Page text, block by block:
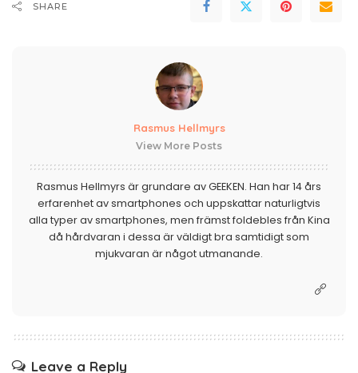
SHARE
Rasmus Hellmyrs
View More Posts
Rasmus Hellmyrs är grundare av GEEKEN. Han har 14 års
erfarenhet av smartphones och uppskattar naturligtvis
alla typer av smartphones, men främst foldebles från Kina
då hårdvaran i dessa är väldigt bra samtidigt som
mjukvaran är något utmanande.
Leave a Reply